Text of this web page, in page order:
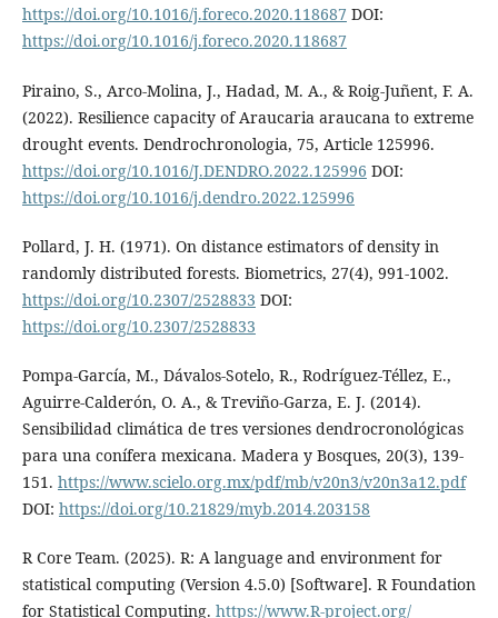
https://doi.org/10.1016/j.foreco.2020.118687 DOI:
https://doi.org/10.1016/j.foreco.2020.118687
Piraino, S., Arco-Molina, J., Hadad, M. A., & Roig-Juñent, F. A.
(2022). Resilience capacity of Araucaria araucana to extreme
drought events. Dendrochronologia, 75, Article 125996.
https://doi.org/10.1016/J.DENDRO.2022.125996 DOI:
https://doi.org/10.1016/j.dendro.2022.125996
Pollard, J. H. (1971). On distance estimators of density in
randomly distributed forests. Biometrics, 27(4), 991-1002.
https://doi.org/10.2307/2528833 DOI:
https://doi.org/10.2307/2528833
Pompa-García, M., Dávalos-Sotelo, R., Rodríguez-Téllez, E.,
Aguirre-Calderón, O. A., & Treviño-Garza, E. J. (2014).
Sensibilidad climática de tres versiones dendrocronológicas
para una conífera mexicana. Madera y Bosques, 20(3), 139-
151. https://www.scielo.org.mx/pdf/mb/v20n3/v20n3a12.pdf
DOI: https://doi.org/10.21829/myb.2014.203158
R Core Team. (2025). R: A language and environment for
statistical computing (Version 4.5.0) [Software]. R Foundation
for Statistical Computing. https://www.R-project.org/